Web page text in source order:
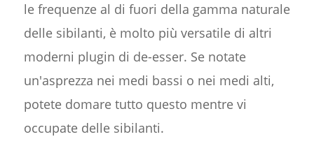
le frequenze al di fuori della gamma naturale
delle sibilanti, è molto più versatile di altri
moderni plugin di de-esser. Se notate
un'asprezza nei medi bassi o nei medi alti,
potete domare tutto questo mentre vi
occupate delle sibilanti.